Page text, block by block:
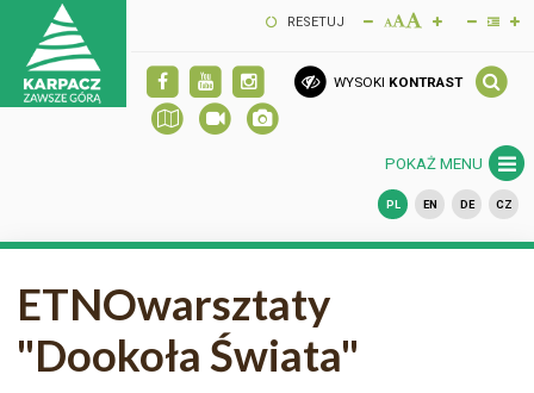
RESETUJ
WYSOKI KONTRAST
POKAŻ MENU
PL EN DE CZ
ETNOwarsztaty
"Dookoła Świata"